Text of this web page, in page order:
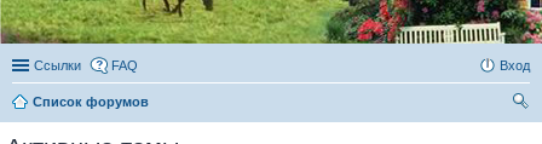
Ссылки FAQ Вход
Список форумов